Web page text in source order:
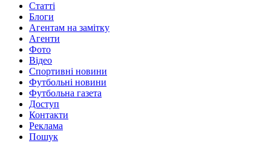
Статті
Блоги
Агентам на замітку
Агенти
Фото
Відео
Спортивні новини
Футбольні новини
Футбольна газета
Доступ
Контакти
Реклама
Пошук